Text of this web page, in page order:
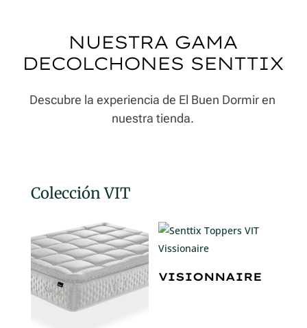
NUESTRA GAMA
DECOLCHONES SENTTIX
Descubre la experiencia de El Buen Dormir en
nuestra tienda.
Colección VIT
VISIONNAIRE